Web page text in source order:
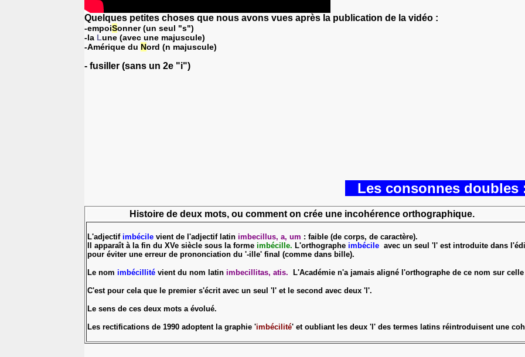
Quelques petites choses que nous avons vues après la publication de la vidéo :
-empoiSonner (un seul "s")
-la Lune (avec une majuscule)
-Amérique du Nord (n majuscule)
- fusiller (sans un 2e "i")
Les consonnes doubles
Histoire de deux mots, ou comment on crée une incohérence orthographique.
L'adjectif imbécile vient de l'adjectif latin imbecillus, a, um : faible (de corps, de caractère).
Il apparaît à la fin du XVe siècle sous la forme imbécille. L'orthographe imbécile avec un seul 'l' est introduite dans
pour éviter une erreur de prononciation du '-ille' final (comme dans bille).
Le nom imbécillité vient du nom latin imbecillitas, atis. L'Académie n'a jamais aligné l'orthographe de ce nom sur
C'est pour cela que le premier s'écrit avec un seul 'l' et le second avec deux 'l'.
Le sens de ces deux mots a évolué.
Les rectifications de 1990 adoptent la graphie 'imbécilité' et oubliant les deux 'l' des termes latins réintroduisent une